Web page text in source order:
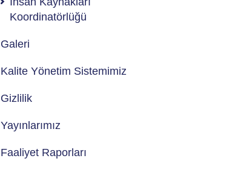
Koordinatörlüğü
Galeri
Kalite Yönetim Sistemimiz
Gizlilik
Yayınlarımız
Faaliyet Raporları